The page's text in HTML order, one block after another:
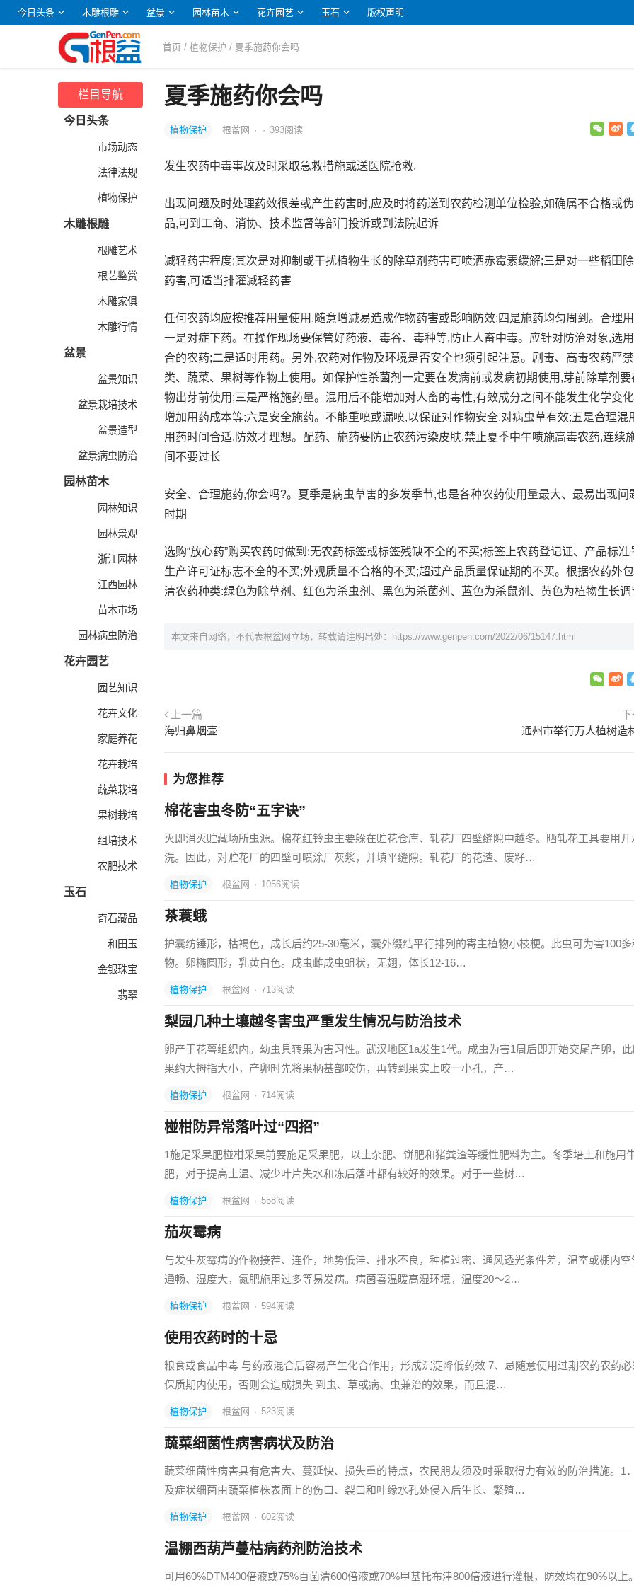
今日头条 木雕根雕 盆景 园林苗木 花卉园艺 玉石 版权声明
首页 /植物保护 / 夏季施药你会吗
栏目导航
今日头条
市场动态
法律法规
植物保护
木雕根雕
根雕艺术
根艺鉴赏
木雕家俱
木雕行情
盆景
盆景知识
盆景栽培技术
盆景造型
盆景病虫防治
园林苗木
园林知识
园林景观
浙江园林
江西园林
苗木市场
园林病虫防治
花卉园艺
园艺知识
花卉文化
家庭养花
花卉栽培
蔬菜栽培
果树栽培
组培技术
农肥技术
玉石
奇石藏品
和田玉
金银珠宝
翡翠
夏季施药你会吗
植物保护 根盆网 · · 393阅读
发生农药中毒事故及时采取急救措施或送医院抢救.
出现问题及时处理药效很差或产生药害时,应及时将药送到农药检测单位检验,如确属不合格或
品,可到工商、消协、技术监督等部门投诉或到法院起诉
减轻药害程度;其次是对抑制或干扰植物生长的除草剂药害可喷洒赤霉素缓解;三是对一些稻田除
药害,可适当排灌减轻药害
任何农药均应按推荐用量使用,随意增减易造成作物药害或影响防效;四是施药均匀周到。合理
一是对症下药。在操作现场要保管好药液、毒谷、毒种等,防止人畜中毒。应针对防治对象,选
合的农药;二是适时用药。另外,农药对作物及环境是否安全也须引起注意。剧毒、高毒农药严
类、蔬菜、果树等作物上使用。如保护性杀菌剂一定要在发病前或发病初期使用,芽前除草剂要
物出芽前使用;三是严格施药量。混用后不能增加对人畜的毒性,有效成分之间不能发生化学变
增加用药成本等;六是安全施药。不能重喷或漏喷,以保证对作物安全,对病虫草有效;五是合理混
用药时间合适,防效才理想。配药、施药要防止农药污染皮肤,禁止夏季中午喷施高毒农药,连续
间不要过长
安全、合理施药,你会吗?。夏季是病虫草害的多发季节,也是各种农药使用量最大、最易出现问
时期
选购“放心药”购买农药时做到:无农药标签或标签残缺不全的不买;标签上农药登记证、产品标准
生产许可证标志不全的不买;外观质量不合格的不买;超过产品质量保证期的不买。根据农药外
清农药种类:绿色为除草剂、红色为杀虫剂、黑色为杀菌剂、蓝色为杀鼠剂、黄色为植物生长调
本文来自网络，不代表根盆网立场，转载请注明出处： https://www.genpen.com/2022/06/15147.html
上一篇
海归鼻烟壶
通州市举行万人植树造
为您推荐
棉花害虫冬防“五字诀”
灭即消灭贮藏场所虫源。棉花红铃虫主要躲在贮花仓库、轧花厂四壁缝隙中越冬。晒轧花工具要用开
洗。因此，对贮花厂的四壁可喷涂厂灰浆，并填平缝隙。轧花厂的花渣、废籽…
植物保护 根盆网 · 1056阅读
茶蓑蛾
护囊纺锤形，枯褐色，成长后约25-30毫米，囊外缀结平行排列的寄主植物小枝梗。此虫可为害100多
物。卵椭圆形，乳黄白色。成虫雌成虫蛆状，无翅，体长12-16…
植物保护 根盆网 · 713阅读
梨园几种土壤越冬害虫严重发生情况与防治技术
卵产于花萼组织内。幼虫具转果为害习性。武汉地区1a发生1代。成虫为害1周后即开始交尾产卵，
果约大拇指大小，产卵时先将果柄基部咬伤，再转到果实上咬一小孔，产…
植物保护 根盆网 · 714阅读
椪柑防异常落叶过“四招”
1施足采果肥椪柑采果前要施足采果肥，以土杂肥、饼肥和猪粪渣等缓性肥料为主。冬季培土和施用
肥，对于提高土温、减少叶片失水和冻后落叶都有较好的效果。对于一些树…
植物保护 根盆网 · 558阅读
茄灰霉病
与发生灰霉病的作物接茬、连作，地势低洼、排水不良，种植过密、通风透光条件差，温室或棚内空
通畅、湿度大，氮肥施用过多等易发病。病菌喜温暖高湿环境，温度20～2…
植物保护 根盆网 · 594阅读
使用农药时的十忌
粮食或食品中毒 与药液混合后容易产生化合作用，形成沉淀降低药效 7、忌随意使用过期农药农药必
保质期内使用，否则会造成损失 到虫、草或病、虫兼治的效果，而且混…
植物保护 根盆网 · 523阅读
蔬菜细菌性病害病状及防治
蔬菜细菌性病害具有危害大、蔓延快、损失重的特点，农民朋友须及时采取得力有效的防治措施。1
及症状细菌由蔬菜植株表面上的伤口、裂口和叶缘水孔处侵入后生长、繁殖…
植物保护 根盆网 · 602阅读
温棚西葫芦蔓枯病药剂防治技术
可用60%DTM400倍液或75%百菌清600倍液或70%甲基托布津800倍液进行灌根，防效均在90%以上